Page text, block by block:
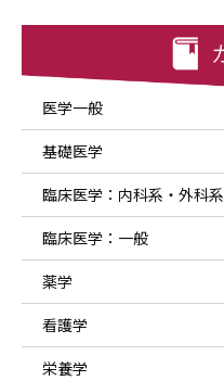
医学一般
基礎医学
臨床医学：内科系・外科系
臨床医学：一般
薬学
看護学
栄養学